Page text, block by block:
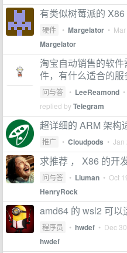
有类似树莓派的 X86
硬件 • Margelator •
Margelator
淘宝自动销售的软
件，有什么适合的服
问与答 • LeeReamond •
replied byTelegram
超详细的 ARM 架构
推广 • Cloudpods • Jan
求推荐 ， X86 的开
问与答 • Liuman • Oct
HenryRock
amd64 的 wsl2 可以
程序员 • hwdef • Dec
hwdef